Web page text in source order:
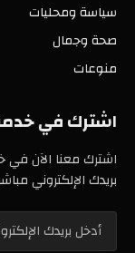
سياسة ومحليات
صحة وجمال
منوعات
اشترك في خدمة
اشترك معنا الآن في
بريدك الإلكتروني